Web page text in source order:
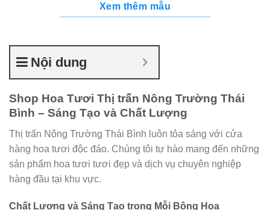
Xem thêm mẫu
Nội dung
Shop Hoa Tươi Thị trấn Nông Trường Thái
Bình – Sáng Tạo và Chất Lượng
Thị trấn Nông Trường Thái Bình luôn tỏa sáng với cửa
hàng hoa tươi độc đáo. Chúng tôi tự hào mang đến những
sản phẩm hoa tươi tươi đẹp và dịch vụ chuyên nghiệp
hàng đầu tại khu vực.
Chất Lượng và Sáng Tạo trong Mỗi Bông Hoa